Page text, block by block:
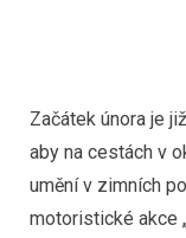
Začátek února je
aby na cestách v
umění v zimních
motoristické akce